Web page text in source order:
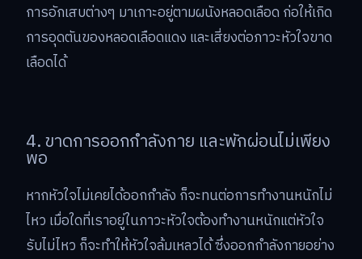
การอักเสบต่างๆ มาเกาะอยู่ตามผนังหลอดเลือด ก่อให้เกิด
การอุดตันของหลอดเลือดแดง และเสี่ยงต่อภาวะหัวใจขาด
เลือดได้
4. ขาดการออกกำลังกาย และพักผ่อนไม่เพียง
พอ
หากหัวใจไม่เคยได้ออกกำลัง ก็จะทนต่อการทำงานหนักไม่
ไหว เมื่อใดที่เราอยู่ในภาวะหัวใจต้องทำงานหนักแต่หัวใจ
รับไม่ไหว ก็จะทำให้หัวใจล้มเหลวได้ ซึ่งออกกำลังกายอย่าง